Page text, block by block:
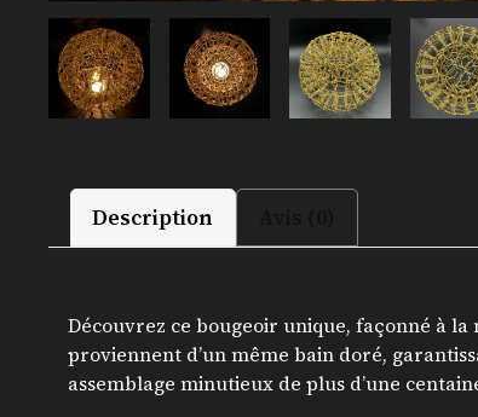
Description
Découvrez ce bougeoir unique, façonné à
proviennent d’un même bain doré,
assemblage minutieux de plus d’une